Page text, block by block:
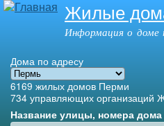
Перейти к
основному
Жилые
Информация о доме
Дома по адресу
6169 жилых домов Перми
734 управляющих организаций
Название улицы, номера дома